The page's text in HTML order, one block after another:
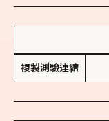
複製測驗連結